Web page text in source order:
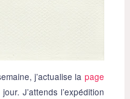
j’actualise la page
J’attends l’expédition